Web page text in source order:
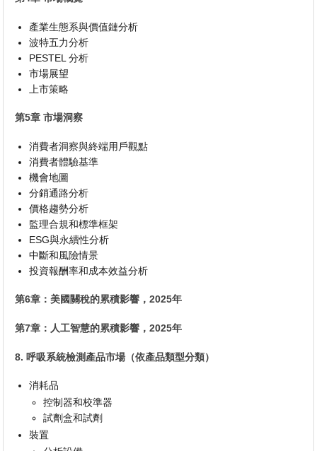
產業生態系與價值鏈分析
波特五力分析
PESTEL 分析
市場展望
上市策略
第5章 市場洞察
消費者洞察與終端用戶觀點
消費者體驗基準
機會地圖
分銷通路分析
價格趨勢分析
監理合規和標準框架
ESG與永續性分析
中斷和風險情景
投資報酬率和成本效益分析
第6章：美國關稅的累積影響，2025年
第7章：人工智慧的累積影響，2025年
8. 呼吸系統檢測產品市場（依產品類型分類）
消耗品
控制器和校準器
試劑盒和試劑
裝置